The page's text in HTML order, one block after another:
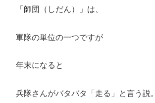
「師団（しだん）」は、
軍隊の単位の一つですが
年末になると
兵隊さんがバタバタ「走る」と言う説。